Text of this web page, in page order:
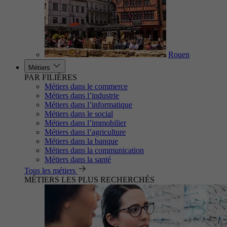
Rouen
Métiers
PAR FILIÈRES
Métiers dans le commerce
Métiers dans l’industrie
Métiers dans l’informatique
Métiers dans le social
Métiers dans l’immobilier
Métiers dans l’agriculture
Métiers dans la banque
Métiers dans la communication
Métiers dans la santé
Tous les métiers
MÉTIERS LES PLUS RECHERCHÉS